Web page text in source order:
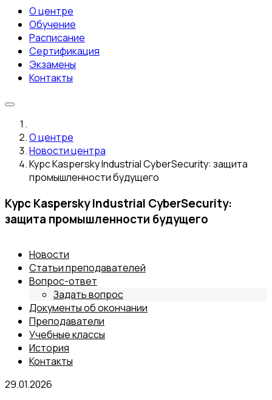
О центре
Обучение
Расписание
Сертификация
Экзамены
Контакты
О центре
Новости центра
Курс Kaspersky Industrial CyberSecurity: защита
промышленности будущего
Курс Kaspersky Industrial CyberSecurity:
защита промышленности будущего
Новости
Статьи преподавателей
Вопрос-ответ
Задать вопрос
Документы об окончании
Преподаватели
Учебные классы
История
Контакты
29.01.2026